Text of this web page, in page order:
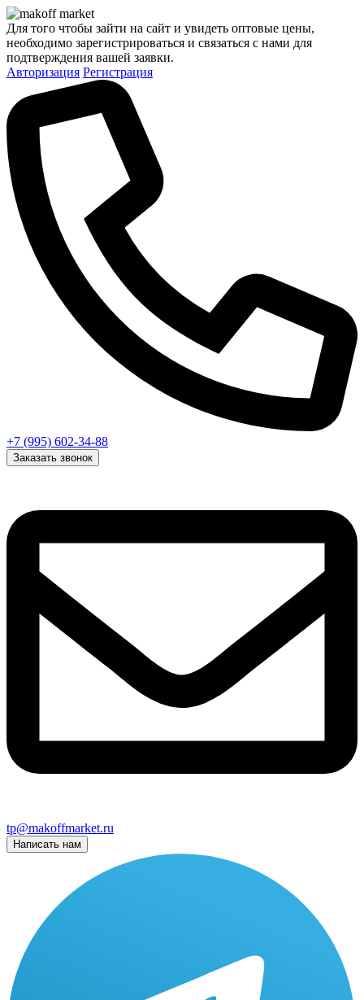
Для того чтобы зайти на сайт и увидеть оптовые цены,
необходимо зарегистрироваться и связаться с нами для
подтверждения вашей заявки.
Авторизация Регистрация
+7 (995) 602-34-88
Заказать звонок
tp@makoffmarket.ru
Написать нам